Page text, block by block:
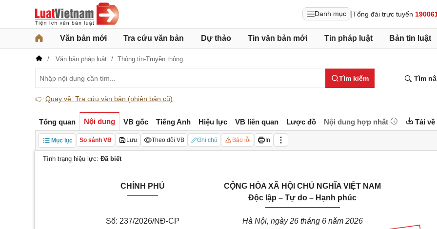
Danh mục Tổng đài trực tuyến
Văn bản mới Tra cứu văn bản Dự thảo Tin văn bản mới Tin pháp luật Bản tin luật
Văn bản pháp luật Thông tin-Truyền thông
Tìm kiếm Tìm
👉 Quay về: Tra cứu văn bản (phiên bản cũ)
Tổng quan Nội dung VB gốc Tiếng Anh Hiệu lực VB liên quan Lược đồ Nội dung hợp nhất Tải về
Mục lục So sánh VB Lưu Theo dõi VB Ghi chú Báo lỗi In
Tình trạng hiệu lực: Đã biết
CHÍNH PHỦ
Số: 237/2026/NĐ-CP
CỘNG HÒA XÃ HỘI CHỦ NGHĨA VIỆT NAM
Độc lập – Tự do – Hạnh phúc
_________________
Hà Nội, ngày 26 tháng 6 năm 2026